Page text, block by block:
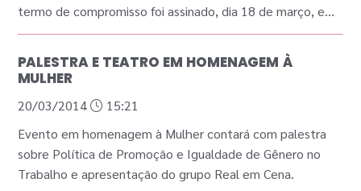
termo de compromisso foi assinado, dia 18 de março, em
Brasília.
PALESTRA E TEATRO EM HOMENAGEM À
MULHER
20/03/2014
15:21
Evento em homenagem à Mulher contará com palestra
sobre Política de Promoção e Igualdade de Gênero no
Trabalho e apresentação do grupo Real em Cena.